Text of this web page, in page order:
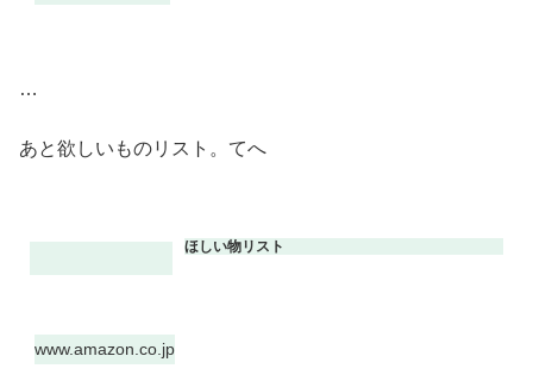
​…
あと欲しいものリスト。てへ
ほしい物リスト
www.amazon.co.jp